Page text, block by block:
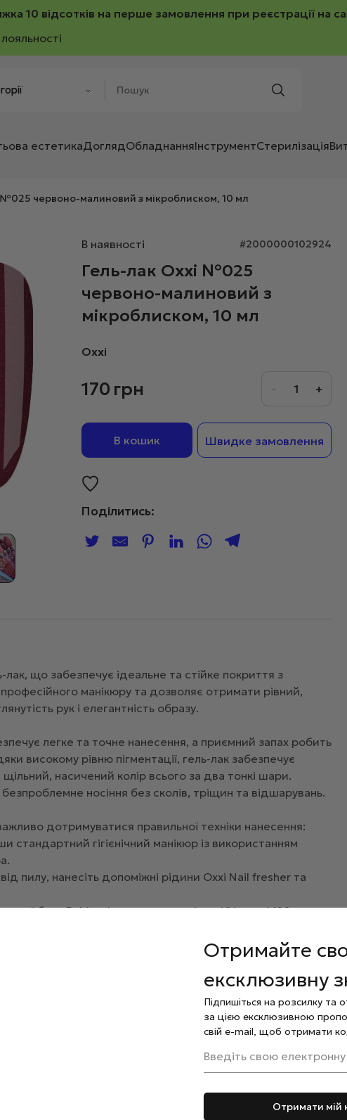
Отримайте
ексклюзивну
Підпишіться на розсилку та
за цією ексклюзивною
свій e-mail, щоб отримати
Введіть свою
Отримати мій
10 відсотків на перше замовлення при реєстрації на
естетикаДоглядОбладнанняІнструментСтерилізація
червоно-малиновий з мікроблиском, 10 мл
В наявності #2000000102924
Гель-лак Oxxi №025
червоно-малиновий з
мікроблиском, 10 мл
Oxxi
170 грн
В кошик Швидке замовлення
Поділитись:
що забезпечує ідеальне та стійке покриття з
манікюру та дозволяє отримати рівний,
рук і елегантність образу.
легке та точне нанесення, а приємний запах робить
високому рівню пігментації, гель-лак забезпечує
насичений колір всього за два тонкі шари.
носіння без сколів, тріщин та відшарувань.
дотримуватися правильної техніки нанесення:
стандартний гігієнічний манікюр із використанням
пилу, нанесіть допоміжні рідини Oxxi Nail fresher та
бази Rubber base та просушіть в UV-лампі 120
зміцнення нігтьової пластини в якості базового
шари з полімеризацією кожного шару 2 хвилини в УФ-
глянцу завершіть покриття
топом, закріпивши
олію.